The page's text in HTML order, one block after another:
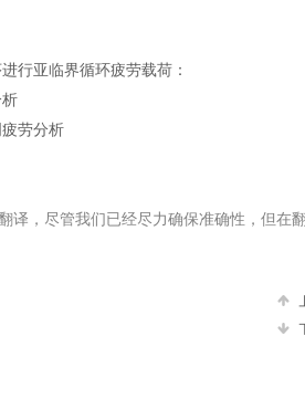
行亚临界循环疲劳载荷 ：
劳分析
译，尽管我们已经尽力确保准确性，但在